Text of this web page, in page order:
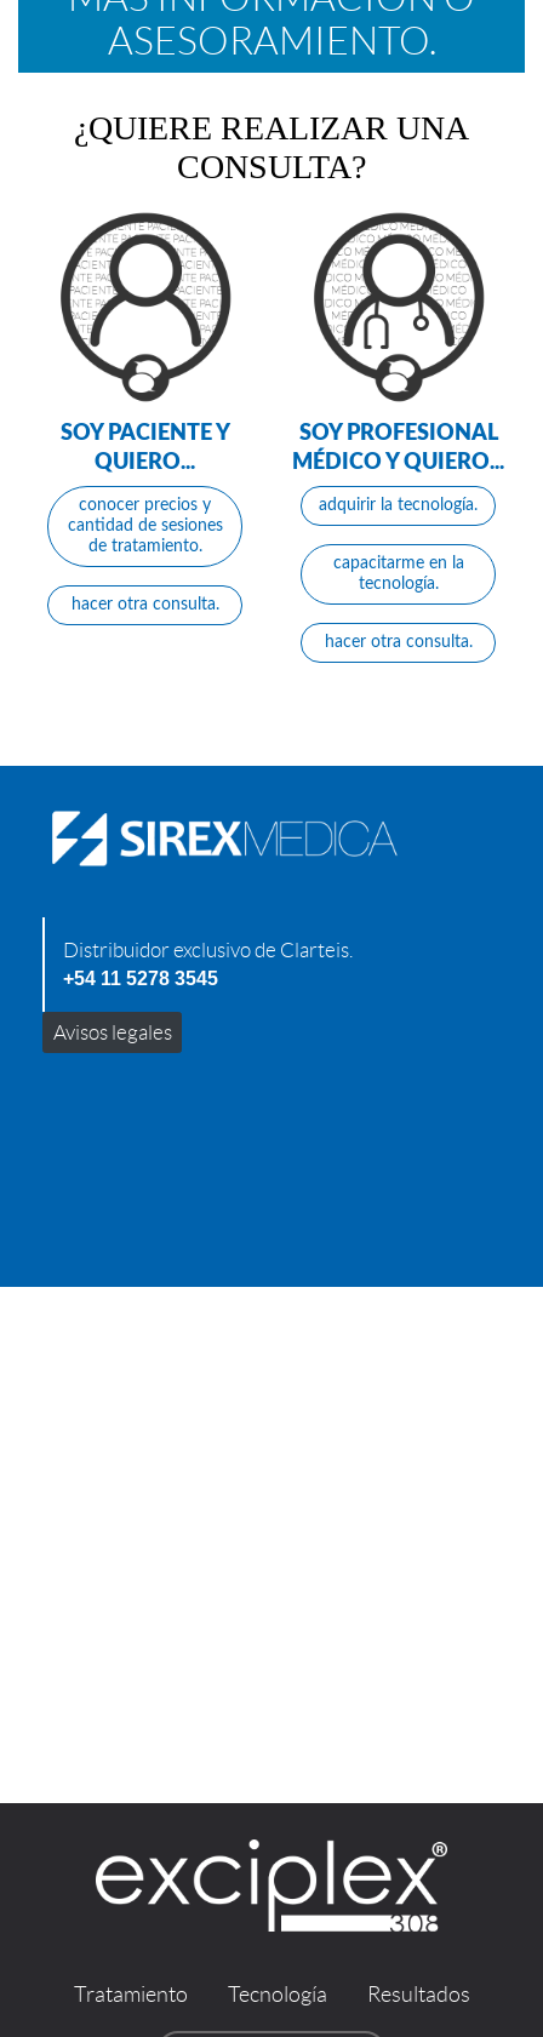
ASESORAMIENTO.
¿QUIERE REALIZAR UNA
CONSULTA?
SOY PACIENTE Y
QUIERO...
conocer precios y
cantidad de sesiones
de tratamiento.
hacer otra consulta.
SOY PROFESIONAL
MÉDICO Y QUIERO...
adquirir la tecnología.
capacitarme en la
tecnología.
hacer otra consulta.
Distribuidor exclusivo de Clarteis.
+54 11 5278 3545
Avisos legales
Tratamiento Tecnología Resultados